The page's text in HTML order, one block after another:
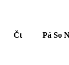
Čt Pá So